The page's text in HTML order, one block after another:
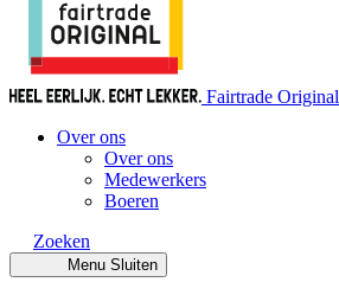
Fairtrade Original
Over ons
Over ons
Medewerkers
Boeren
Zoeken
Menu Sluiten